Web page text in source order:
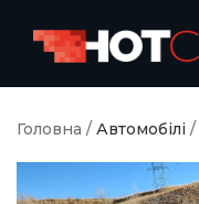
Головна / Автомобілі /